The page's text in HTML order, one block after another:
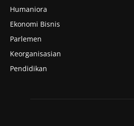
Humaniora
Ekonomi Bisnis
Parlemen
Keorganisasian
Pendidikan